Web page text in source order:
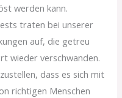
werden kann.
traten bei unserer
auf, die getreu
wieder verschwanden.
dass es sich mit
richtigen Menschen